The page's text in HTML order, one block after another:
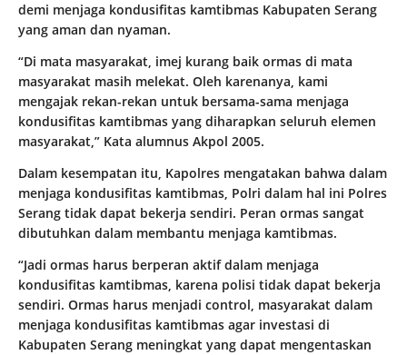
demi menjaga kondusifitas kamtibmas Kabupaten Serang
yang aman dan nyaman.
“Di mata masyarakat, imej kurang baik ormas di mata
masyarakat masih melekat. Oleh karenanya, kami
mengajak rekan-rekan untuk bersama-sama menjaga
kondusifitas kamtibmas yang diharapkan seluruh elemen
masyarakat,” Kata alumnus Akpol 2005.
Dalam kesempatan itu, Kapolres mengatakan bahwa dalam
menjaga kondusifitas kamtibmas, Polri dalam hal ini Polres
Serang tidak dapat bekerja sendiri. Peran ormas sangat
dibutuhkan dalam membantu menjaga kamtibmas.
“Jadi ormas harus berperan aktif dalam menjaga
kondusifitas kamtibmas, karena polisi tidak dapat bekerja
sendiri. Ormas harus menjadi control, masyarakat dalam
menjaga kondusifitas kamtibmas agar investasi di
Kabupaten Serang meningkat yang dapat mengentaskan